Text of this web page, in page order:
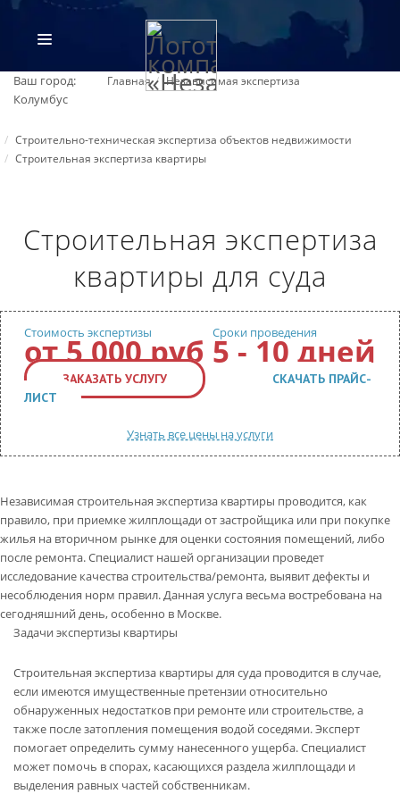
Ваш город:
Колумбус
ВИДЫ ЭКСПЕРТИЗ
ОБ ОРГАНИЗАЦИИ
ПРАЙС-ЛИСТ
КОНТАКТЫ
Главная Независимая экспертиза
Строительно-техническая экспертиза объектов недвижимости
Строительная экспертиза квартиры
Строительная экспертиза
квартиры для суда
Стоимость экспертизы
от 5 000 руб Сроки проведения
5 - 10 дней
ЗАКАЗАТЬ УСЛУГУ
СКАЧАТЬ ПРАЙС-
ЛИСТ
Узнать все цены на услуги
Независимая строительная экспертиза квартиры проводится, как
правило, при приемке жилплощади от застройщика или при покупке
жилья на вторичном рынке для оценки состояния помещений, либо
после ремонта. Специалист нашей организации проведет
исследование качества строительства/ремонта, выявит дефекты и
несоблюдения норм правил. Данная услуга весьма востребована на
сегодняшний день, особенно в Москве.
Задачи экспертизы квартиры
Строительная экспертиза квартиры для суда проводится в случае,
если имеются имущественные претензии относительно
обнаруженных недостатков при ремонте или строительстве, а
также после затопления помещения водой соседями. Эксперт
помогает определить сумму нанесенного ущерба. Специалист
может помочь в спорах, касающихся раздела жилплощади и
выделения равных частей собственникам.